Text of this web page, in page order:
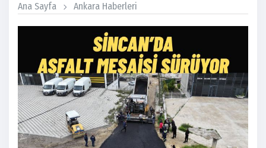
Ana Sayfa Ankara Haberleri